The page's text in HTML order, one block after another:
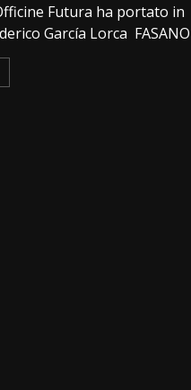
Futura ha portato in
García Lorca FASANO